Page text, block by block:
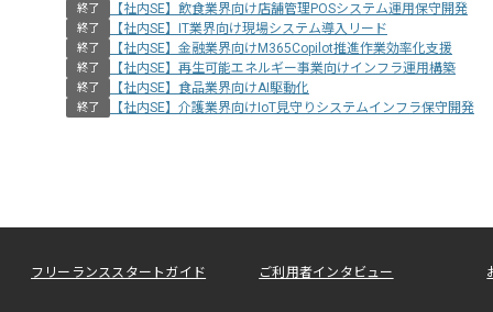
終了 【社内SE】飲食業界向け店舗管理POSシステム運用保守開発
終了 【社内SE】IT業界向け現場システム導入リード
終了 【社内SE】金融業界向けM365Copilot推進作業効率化支援
終了 【社内SE】再生可能エネルギー事業向けインフラ運用構築
終了 【社内SE】食品業界向けAI駆動化
終了 【社内SE】介護業界向けIoT見守りシステムインフラ保守開発
フリーランススタートガイド ご利用者インタビュー